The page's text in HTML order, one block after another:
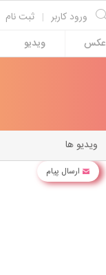
ثبت نام | ورود کاربر
عکس ویدیو
ارسال پیام
ویدیو ها